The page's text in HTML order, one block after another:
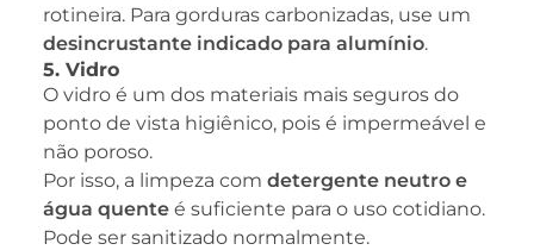
rotineira. Para gorduras carbonizadas, use um
desincrustante indicado para alumínio.
5. Vidro
O vidro é um dos materiais mais seguros do
ponto de vista higiênico, pois é impermeável e
não poroso.
Por isso, a limpeza com detergente neutro e
água quente é suficiente para o uso cotidiano.
Pode ser sanitizado normalmente.